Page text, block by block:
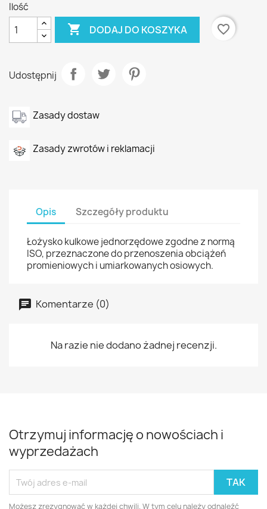
Ilość
 DODAJ DO KOSZYKA favorite_border
Udostępnij
Zasady dostaw
Zasady zwrotów i reklamacji
Opis Szczegóły produktu
Łożysko kulkowe jednorzędowe zgodne z normą
ISO, przeznaczone do przenoszenia obciążeń
promieniowych i umiarkowanych osiowych.
Komentarze (0)
Na razie nie dodano żadnej recenzji.
Otrzymuj informację o nowościach i
wyprzedażach
Możesz zrezygnować w każdej chwili. W tym celu należy odnaleźć